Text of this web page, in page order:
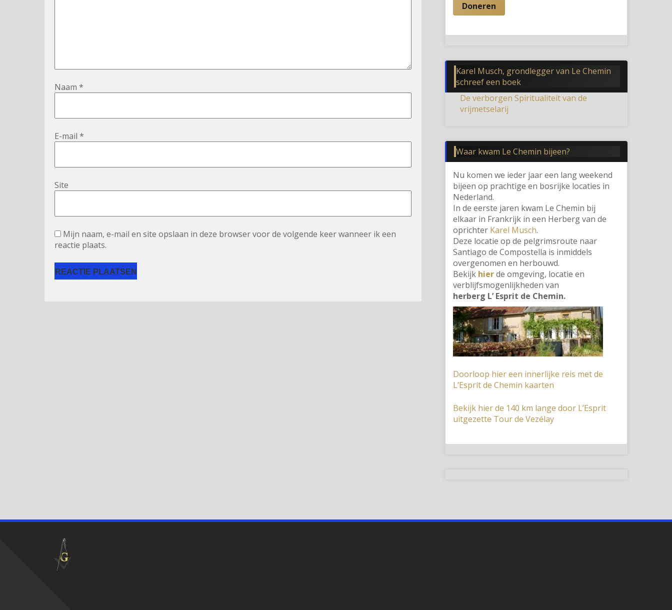
Naam *
E-mail *
Site
Mijn naam, e-mail en site opslaan in deze browser voor de volgende keer wanneer ik een
reactie plaats.
Doneren
Karel Musch, grondlegger van Le Chemin
schreef een boek
De verborgen Spiritualiteit van de
vrijmetselarij
Waar kwam Le Chemin bijeen?
Nu komen we ieder jaar een lang weekend
bijeen op prachtige en bosrijke locaties in
Nederland.
In de eerste jaren kwam Le Chemin bij
elkaar in Frankrijk in een Herberg van de
oprichter Karel Musch.
Deze locatie op de pelgrimsroute naar
Santiago de Compostella is inmiddels
overgenomen en herbouwd.
Bekijk hierde omgeving, locatie en
verblijfsmogenlijkheden van
herberg L’ Esprit de Chemin.
Doorloop hier een innerlijke reis met de
L’Esprit de Chemin kaarten
Bekijk hier de 140 km lange door L’Esprit
uitgezette Tour de Vezélay